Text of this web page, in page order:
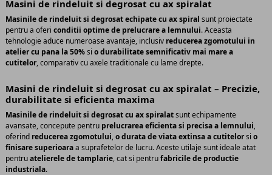
Masini de rindeluit si degrosat cu ax spiralat
Masinile de rindeluit si degrosat echipate cu ax spiral sunt proiectate
pentru a oferi conditii optime de prelucrare a lemnului. Aceasta
tehnologie aduce numeroase avantaje, inclusiv reducerea zgomotului in
atelier cu pana la 50%si o durabilitate semnificativ mai mare a
cutitelor, comparativ cu axele traditionale cu lame drepte.
Masini de rindeluit si degrosat cu ax spiralat – Precizie,
durabilitate si eficienta maxima
Masinile de rindeluit si degrosat cu ax spiralatsunt echipamente
avansate, concepute pentru prelucrarea eficienta si precisa a lemnului,
oferind reducerea zgomotului,o durata de viata extinsa a cutitelorsi o
finisare superioaraa suprafetelor de lucru. Aceste utilaje sunt ideale atat
pentruatelierele de tamplarie, cat si pentrufabricile de productie
industriala.